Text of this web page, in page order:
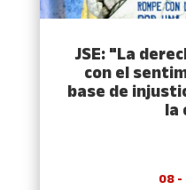
JSE: "La
con el
base de
la
08 -